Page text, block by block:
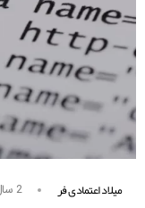
میلاد اعتمادی فر 2 سال ago